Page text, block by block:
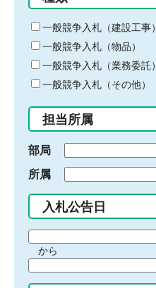
る
キ
ー
ワ
ー
ド
入
力
一般競争入札（建設工事）
一般競争入札（物品）
一般競争入札（業務委託）
一般競争入札（その他）
担当所属
部局
所属
入札公告日
間
始
から
間